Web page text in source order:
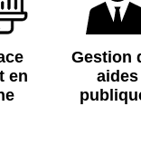
en
Gestion
aides